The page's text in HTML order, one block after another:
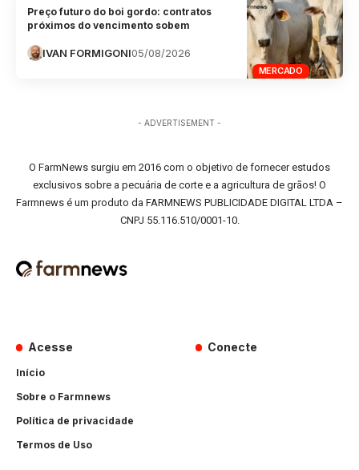
MERCADO
Preço futuro do boi gordo: contratos
próximos do vencimento sobem
IVAN FORMIGONI05/08/2026
- ADVERTISEMENT -
O FarmNews surgiu em 2016 com o objetivo de fornecer estudos
exclusivos sobre a pecuária de corte e a agricultura de grãos! O
Farmnews é um produto da FARMNEWS PUBLICIDADE DIGITAL LTDA –
CNPJ 55.116.510/0001-10.
Acesse
Início
Sobre o Farmnews
Política de privacidade
Termos de Uso
Conecte